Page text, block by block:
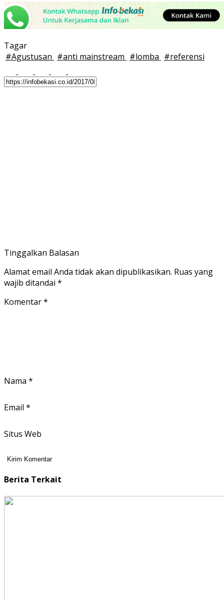
Tagar
#Agustusan #anti mainstream #lomba #referensi
Tinggalkan Balasan
Alamat email Anda tidak akan dipublikasikan. Ruas yang
wajib ditandai *
Komentar*
Nama *
Email *
Situs Web
Berita Terkait